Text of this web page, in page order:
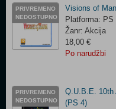
PRIVREMENO
NEDOSTUPNO
Visions of
Platforma: PS
Žanr: Akcija
18,00 €
Po narudžbi
PRIVREMENO
NEDOSTUPNO
Q.U.B.E. 10th
(PS 4)